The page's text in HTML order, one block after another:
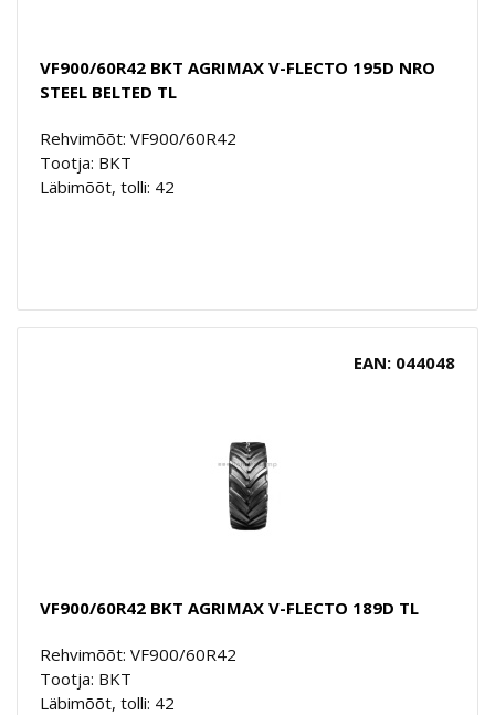
VF900/60R42 BKT AGRIMAX V-FLECTO 195D NRO
STEEL BELTED TL
Rehvimõõt: VF900/60R42
Tootja: BKT
Läbimõõt, tolli: 42
EAN: 044048
VF900/60R42 BKT AGRIMAX V-FLECTO 189D TL
Rehvimõõt: VF900/60R42
Tootja: BKT
Läbimõõt, tolli: 42